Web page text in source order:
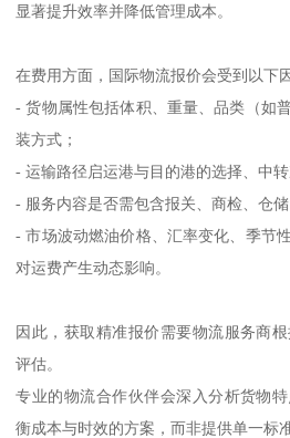
显著提升效率并降低管理成本。
在费用方面，国际物流报价会受到以下
- 货物属性包括体积、重量、品类（如
装方式；
- 运输路径启运港与目的港的选择、中转
- 服务内容是否需包含报关、商检、仓
- 市场波动燃油价格、汇率变化、季节
对运费产生动态影响。
因此，获取精准报价需要物流服务商
评估。
专业的物流合作伙伴会深入分析货物
衡成本与时效的方案，而非提供单一标